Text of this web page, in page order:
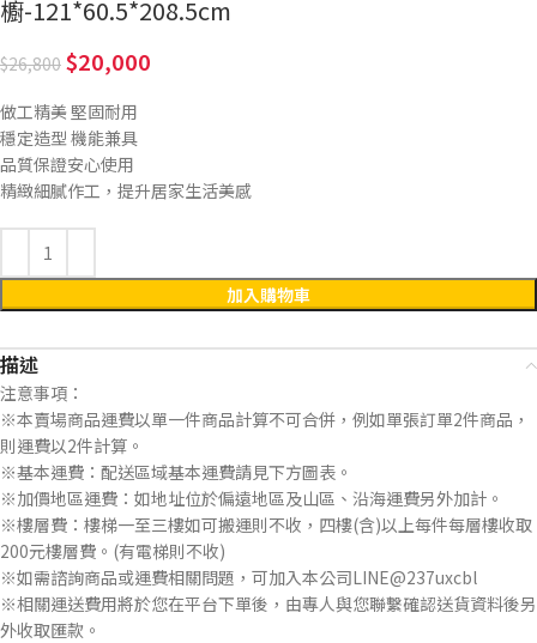
櫥-121*60.5*208.5cm
26,800 20,000
做工精美 堅固耐用
穩定造型 機能兼具
品質保證安心使用
精緻細膩作工，提升居家生活美感
加入購物車
描述
注意事項：
※本賣場商品運費以單一件商品計算不可合併，例如單張訂單2件商品，
則運費以2件計算。
※基本運費：配送區域基本運費請見下方圖表。
※加價地區運費：如地址位於偏遠地區及山區、沿海運費另外加計。
※樓層費：樓梯一至三樓如可搬運則不收，四樓(含)以上每件每層樓收取
200元樓層費。(有電梯則不收)
※如需諮詢商品或運費相關問題，可加入本公司LINE@237uxcbl
※相關運送費用將於您在平台下單後，由專人與您聯繫確認送貨資料後另
外收取匯款。